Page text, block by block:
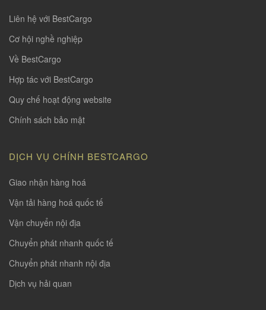
Liên hệ với BestCargo
Cơ hội nghề nghiệp
Về BestCargo
Hợp tác với BestCargo
Quy chế hoạt động website
Chính sách bảo mật
DỊCH VỤ CHÍNH BESTCARGO
Giao nhận hàng hoá
Vận tải hàng hoá quốc tế
Vận chuyển nội địa
Chuyển phát nhanh quốc tế
Chuyển phát nhanh nội địa
Dịch vụ hải quan